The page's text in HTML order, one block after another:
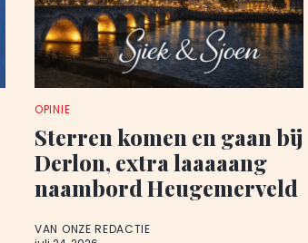
OPINIE
Sterren komen en gaan bij
Derlon, extra laaaaang
naambord Heugemerveld
VAN ONZE REDACTIE